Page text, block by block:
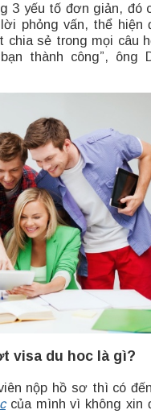
3 yếu tố đơn giản, đó
phỏng vấn, thể hiện
chia sẻ trong mọi câu
thành công”, ông
visa du hoc là gì?
nộp hồ sơ thì có
của mình vì không xin